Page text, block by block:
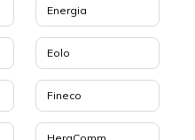
Energia
Eolo
Fineco